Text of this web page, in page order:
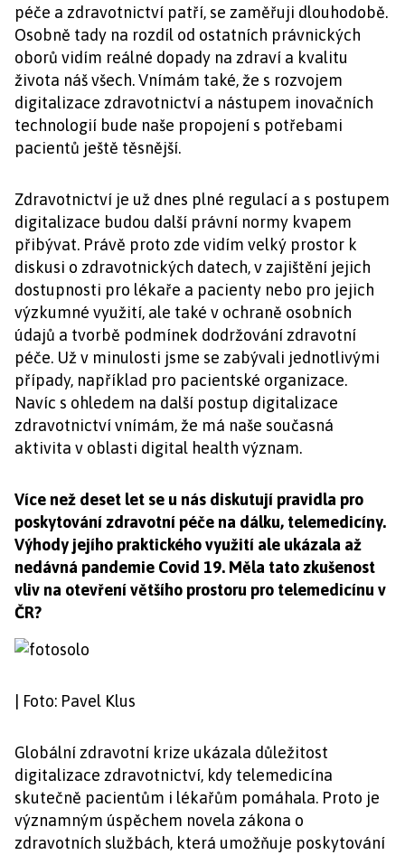
péče a zdravotnictví patří, se zaměřuji dlouhodobě.
Osobně tady na rozdíl od ostatních právnických
oborů vidím reálné dopady na zdraví a kvalitu
života náš všech. Vnímám také, že s rozvojem
digitalizace zdravotnictví a nástupem inovačních
technologií bude naše propojení s potřebami
pacientů ještě těsnější.
Zdravotnictví je už dnes plné regulací a s postupem
digitalizace budou další právní normy kvapem
přibývat. Právě proto zde vidím velký prostor k
diskusi o zdravotnických datech, v zajištění jejich
dostupnosti pro lékaře a pacienty nebo pro jejich
výzkumné využití, ale také v ochraně osobních
údajů a tvorbě podmínek dodržování zdravotní
péče. Už v minulosti jsme se zabývali jednotlivými
případy, například pro pacientské organizace.
Navíc s ohledem na další postup digitalizace
zdravotnictví vnímám, že má naše současná
aktivita v oblasti digital health význam.
Více než deset let se u nás diskutují pravidla pro
poskytování zdravotní péče na dálku, telemedicíny.
Výhody jejího praktického využití ale ukázala až
nedávná pandemie Covid 19. Měla tato zkušenost
vliv na otevření většího prostoru pro telemedicínu v
ČR?
| Foto: Pavel Klus
Globální zdravotní krize ukázala důležitost
digitalizace zdravotnictví, kdy telemedicína
skutečně pacientům i lékařům pomáhala. Proto je
významným úspěchem novela zákona o
zdravotních službách, která umožňuje poskytování